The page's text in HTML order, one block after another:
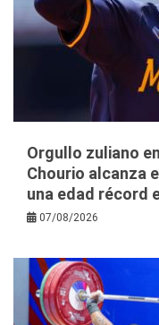
Orgullo zuliano
Chourio alcanza
una edad récord
07/08/2026